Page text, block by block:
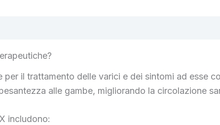
per il trattamento delle varici e dei sintomi ad esse
alle gambe, migliorando la circolazione
includono: